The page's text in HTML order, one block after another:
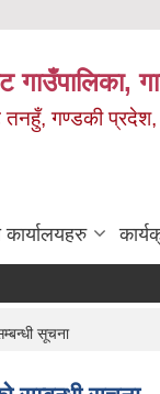
गाउँपालिका,
तनहुँ, गण्डकी प्रदेश,
कार्यालयहरु
सूचना